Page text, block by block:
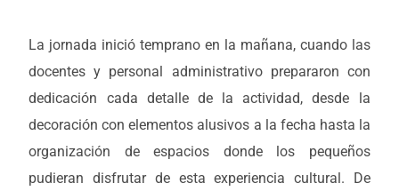
La jornada inició temprano en la mañana, cuando las
docentes y personal administrativo prepararon con
dedicación cada detalle de la actividad, desde la
decoración con elementos alusivos a la fecha hasta la
organización de espacios donde los pequeños
pudieran disfrutar de esta experiencia cultural. De